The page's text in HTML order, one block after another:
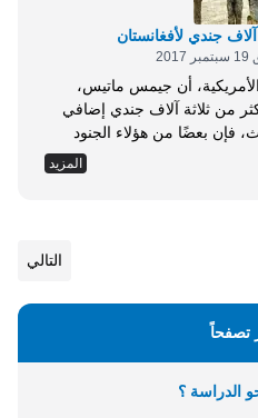
أن جيمس ماتيس،
من ثلاثة آلاف جندي إضافي
المتحدث، فإن بعضًا من هؤلاء الجنود
الإضافيين في طريقهم بالفعل إلى أفغانستان . وتأتي هذه الخطوة
التي اعلنها الرئيس الامريكي
المزيد
التالي
تصفحاً
الدراسة ؟